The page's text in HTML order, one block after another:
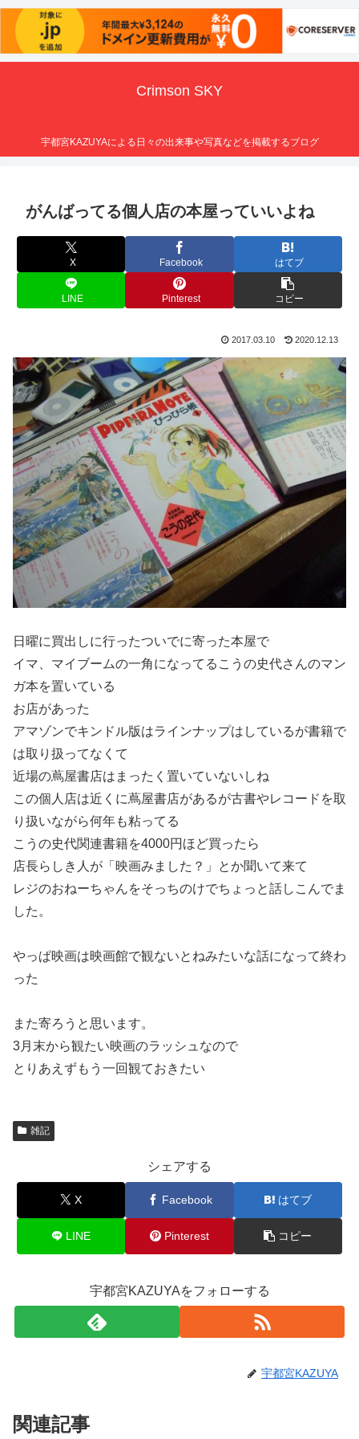
Crimson SKY
宇都宮KAZUYAによる日々の出来事や写真などを掲載するブログ
がんばってる個人店の本屋っていいよね
X Facebook はてブ
LINE Pinterest コピー
2017.03.10 2020.12.13
日曜に買出しに行ったついでに寄った本屋で
イマ、マイブームの一角になってるこうの史代さんのマン
ガ本を置いている
お店があった
アマゾンでキンドル版はラインナップはしているが書籍で
は取り扱ってなくて
近場の蔦屋書店はまったく置いていないしね
この個人店は近くに蔦屋書店があるが古書やレコードを取
り扱いながら何年も粘ってる
こうの史代関連書籍を4000円ほど買ったら
店長らしき人が「映画みました？」とか聞いて来て
レジのおねーちゃんをそっちのけでちょっと話しこんでま
した。
やっぱ映画は映画館で観ないとねみたいな話になって終わ
った
また寄ろうと思います。
3月末から観たい映画のラッシュなので
とりあえずもう一回観ておきたい
雑記
シェアする
X Facebook はてブ
LINE Pinterest コピー
宇都宮KAZUYAをフォローする
宇都宮KAZUYA
関連記事